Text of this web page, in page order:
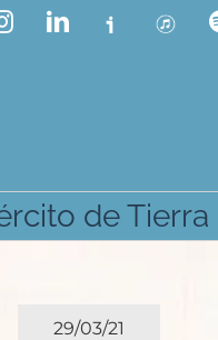
InstagramLinkedIn
Ivoox ITunes
de Tierra
29/03/21